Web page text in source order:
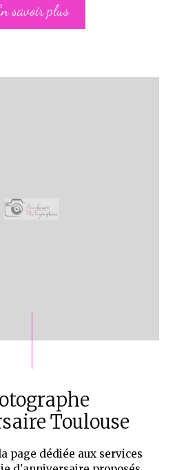
savoir plus
Toulouse
page dédiée aux services